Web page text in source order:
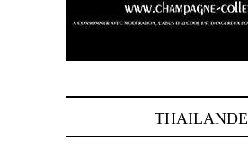
THAILANDE